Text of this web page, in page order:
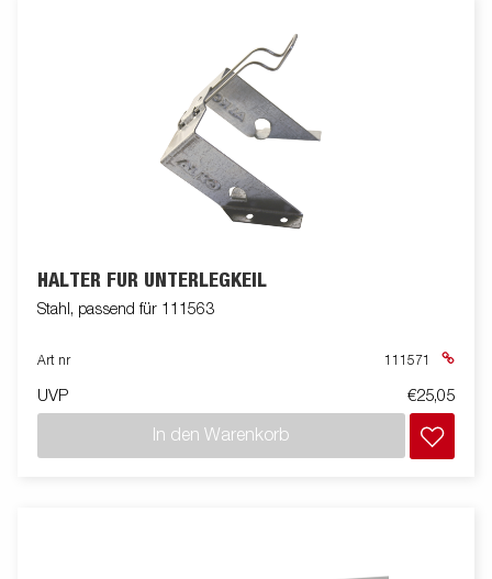
HALTER FÜR UNTERLEGKEIL
Stahl, passend für 111563
Art nr 111571
UVP €25,05
In den Warenkorb